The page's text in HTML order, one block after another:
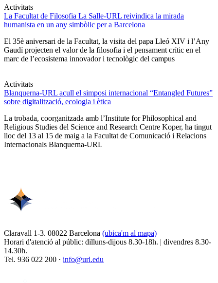
Activitats
La Facultat de Filosofia La Salle-URL reivindica la mirada
humanista en un any simbòlic per a Barcelona
El 35è aniversari de la Facultat, la visita del papa Lleó XIV i l’Any
Gaudí projecten el valor de la filosofia i el pensament crític en el
marc de l’ecosistema innovador i tecnològic del campus
Activitats
Blanquerna-URL acull el simposi internacional “Entangled Futures”
sobre digitalització, ecologia i ètica
La trobada, coorganitzada amb l’Institute for Philosophical and
Religious Studies del Science and Research Centre Koper, ha tingut
lloc del 13 al 15 de maig a la Facultat de Comunicació i Relacions
Internacionals Blanquerna-URL
Claravall 1-3. 08022 Barcelona (ubica'm al mapa)
Horari d'atenció al públic: dilluns-dijous 8.30-18h. | divendres 8.30-
14.30h.
Tel. 936 022 200 · info@url.edu